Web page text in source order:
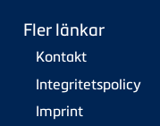
Fler länkar
Kontakt
Integritetspolicy
Imprint